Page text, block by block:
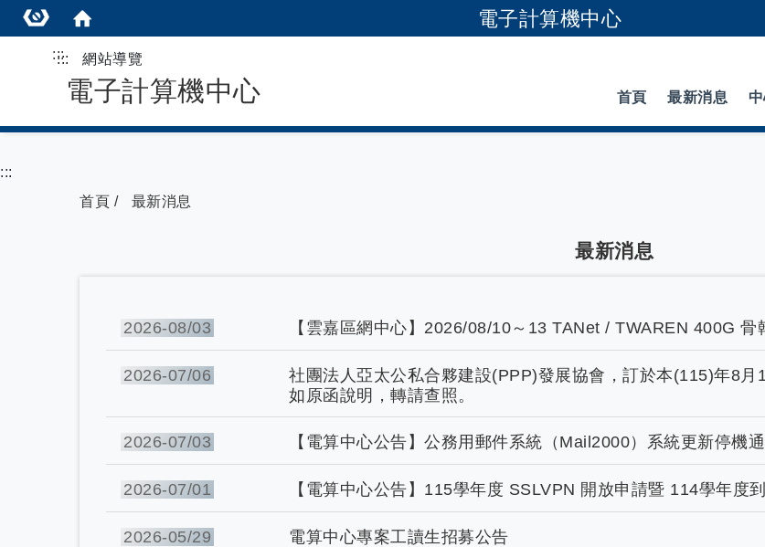
電子計算機中心
:::::: 網站導覽
電子計算機中心 首頁 最新消息
:::
首頁
最新消息
最新消息
2026-08/03 【雲嘉區網中心】2026/08/10～13 TANet / TWAREN 400G 骨
2026-07/06
社團法人亞太公私合夥建設(PPP)發展協會，訂於本(115)年8
如原函說明，轉請查照。
2026-07/03 【電算中心公告】公務用郵件系統（Mail2000）系統更新停機
2026-07/01 【電算中心公告】115學年度 SSLVPN 開放申請暨 114學年度
2026-05/29 電算中心專案工讀生招募公告